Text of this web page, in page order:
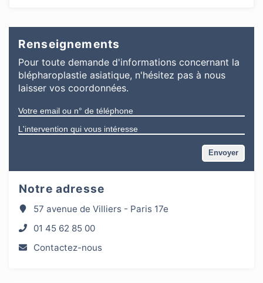
Renseignements
Pour toute demande d'informations concernant la
blépharoplastie asiatique, n'hésitez pas à nous
laisser vos coordonnées.
Notre adresse
57 avenue de Villiers - Paris 17e
01 45 62 85 00
Contactez-nous